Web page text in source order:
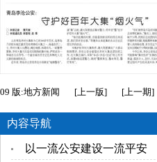
09 版:地方新闻 [上一版] [上一期]
内容导航
以一流公安建设一流平安